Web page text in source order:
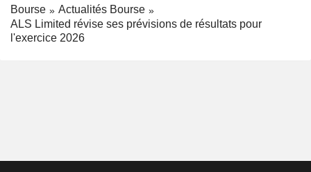
Bourse
Actualités Bourse
ALS Limited révise ses prévisions de résultats pour
l'exercice 2026